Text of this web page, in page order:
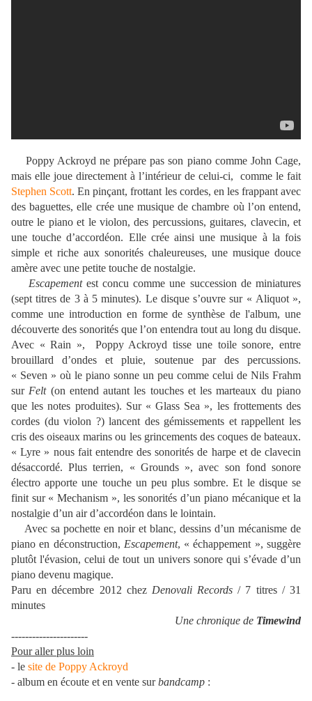
Poppy Ackroyd ne prépare pas son piano comme John Cage,
mais elle joue directement à l’intérieur de celui-ci, comme le fait
Stephen Scott. En pinçant, frottant les cordes, en les frappant avec
des baguettes, elle crée une musique de chambre où l’on entend,
outre le piano et le violon, des percussions, guitares, clavecin, et
une touche d’accordéon. Elle crée ainsi une musique à la fois
simple et riche aux sonorités chaleureuses, une musique douce
amère avec une petite touche de nostalgie.
Escapement est concu comme une succession de miniatures
(sept titres de 3 à 5 minutes). Le disque s’ouvre sur « Aliquot »,
comme une introduction en forme de synthèse de l'album, une
découverte des sonorités que l’on entendra tout au long du disque.
Avec « Rain », Poppy Ackroyd tisse une toile sonore, entre
brouillard d’ondes et pluie, soutenue par des percussions.
« Seven » où le piano sonne un peu comme celui de Nils Frahm
sur Felt(on entend autant les touches et les marteaux du piano
que les notes produites). Sur « Glass Sea », les frottements des
cordes (du violon ?) lancent des gémissements et rappellent les
cris des oiseaux marins ou les grincements des coques de bateaux.
« Lyre » nous fait entendre des sonorités de harpe et de clavecin
désaccordé. Plus terrien, « Grounds », avec son fond sonore
électro apporte une touche un peu plus sombre. Et le disque se
finit sur « Mechanism », les sonorités d’un piano mécanique et la
nostalgie d’un air d’accordéon dans le lointain.
Avec sa pochette en noir et blanc, dessins d’un mécanisme de
piano en déconstruction, Escapement, « échappement », suggère
plutôt l'évasion, celui de tout un univers sonore qui s’évade d’un
piano devenu magique.
Paru en décembre 2012 chez Denovali Records / 7 titres / 31
minutes
Une chronique de Timewind
----------------------
Pour aller plus loin
- le site de Poppy Ackroyd
- album en écoute et en vente surbandcamp :